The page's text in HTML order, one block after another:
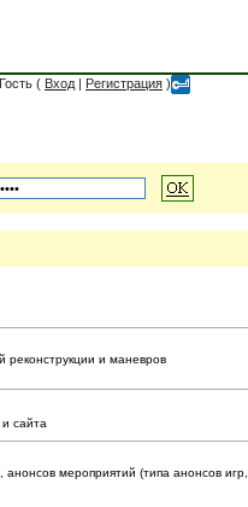
( Вход | Регистрация )
реконструкции и маневров
сайта
мероприятий (типа анонсов